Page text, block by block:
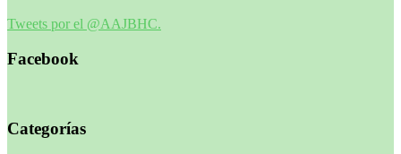
Tweets por el @AAJBHC.
Facebook
Categorías